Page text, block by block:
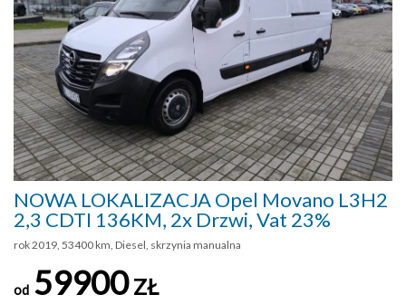
NOWA LOKALIZACJA Opel Movano L3H2
2,3 CDTI 136KM, 2x Drzwi, Vat 23%
rok 2019, 53400 km, Diesel, skrzynia manualna
od 59900ZŁ